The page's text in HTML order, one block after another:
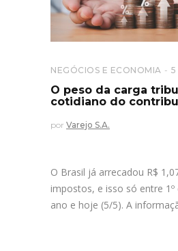
NEGÓCIOS E ECONOMIA 5
O peso da carga
cotidiano do
por Varejo S.A.
O Brasil já arrecadou R$
impostos, e isso só entre
ano e hoje (5/5). A